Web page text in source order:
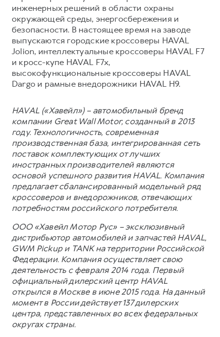
инженерных решений в области охраны
окружающей среды, энергосбережения и
безопасности. В настоящее время на заводе
выпускаются городские кроссоверы HAVAL
Jolion, интеллектуальные кроссоверы HAVAL F7
и кросс-купе HAVAL F7x,
высокофункциональные кроссоверы HAVAL
Dargo и рамные внедорожники HAVAL H9.
HAVAL («Хавейл») – автомобильный бренд
компании Great Wall Motor, созданный в 2013
году. Технологичность, современная
производственная база, интегрированная сеть
поставок комплектующих от лучших
иностранных производителей являются
основой успешного развития HAVAL. Компания
предлагает сбалансированный модельный ряд
кроссоверов и внедорожников, отвечающих
потребностям российского потребителя.
ООО «Хавейл Мотор Рус» – эксклюзивный
дистрибьютор автомобилей и запчастей HAVAL,
GWM Pickup и TANK на территории Российской
Федерации. Компания осуществляет свою
деятельность с февраля 2014 года. Первый
официальный дилерский центр HAVAL
открылся в Москве в июне 2015 года. На данный
момент в России действует 137 дилерских
центра, представленных во всех федеральных
округах страны.